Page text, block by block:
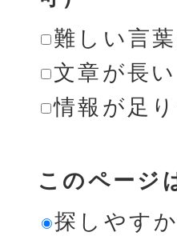
難しい言
文章が長い
情報が足
このページ
探しやす